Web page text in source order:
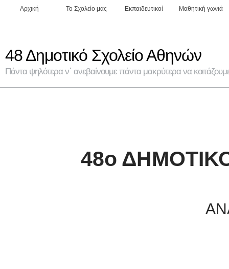
Αρχική Το Σχολείο μας Εκπαιδευτικοί Μαθητική γωνιά
48 Δημοτικό Σχολείο Αθηνών
Πάντα ψηλότερα ν᾽ ανεβαίνουμε πάντα μακρύτερα να
48ο